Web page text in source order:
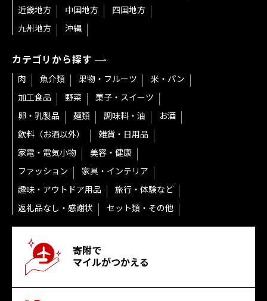
近畿地方
中国地方
四国地方
九州地方
沖縄
カテゴリから探す
肉 魚介類 果物・フルーツ
米・パン
加工食品
野菜
菓子・スイーツ
卵・乳製品
麺類 調味料・油
お酒
飲料（お酒以外）
雑貨・日用品
家電・電気小物
美容・健康
ファッション
家具・インテリア
趣味・アウトドア用品
旅行・体験など
返礼品なし・感謝状
セット類・その他
寄附で
マイルがつかえる